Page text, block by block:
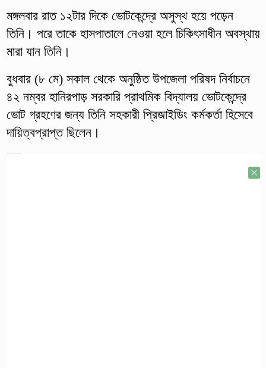
মঙ্গলবার রাত ১২টার দিকে ভোটকেন্দ্রে অসুস্থ হয়ে পড়েন
তিনি। পরে তাকে হাসপাতালে নেওয়া হলে চিকিৎসাধীন অবস্থায়
মারা যান তিনি।
বুধবার (৮ মে) সকাল থেকে অনুষ্ঠিত উপজেলা পরিষদ নির্বাচনে
৪২ নম্বর হানিরপাড় সরকারি প্রাথমিক বিদ্যালয় ভোটকেন্দ্রে
ভোট গ্রহণের জন্য তিনি সহকারী প্রিজাইডিং কর্মকর্তা হিসেবে
দায়িত্বপ্রাপ্ত ছিলেন।